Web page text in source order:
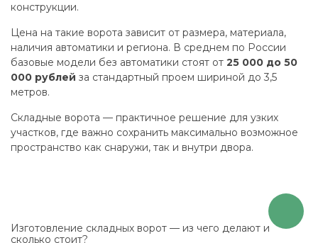
конструкции.
Цена на такие ворота зависит от размера, материала,
наличия автоматики и региона. В среднем по России
базовые модели без автоматики стоят от 25 000 до 50
000 рублей за стандартный проем шириной до 3,5
метров.
Складные ворота — практичное решение для узких
участков, где важно сохранить максимально возможное
пространство как снаружи, так и внутри двора.
Изготовление складных ворот — из чего делают и
сколько стоит?